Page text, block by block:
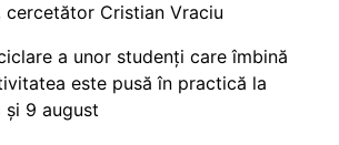
cercetător Cristian Vraciu
a unor studenți care îmbină
este pusă în practică la
și 9 august